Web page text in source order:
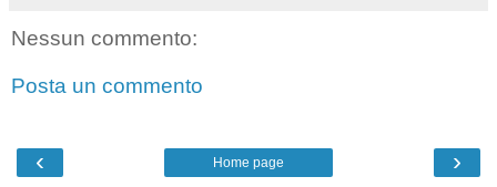
Nessun commento:
Posta un commento
‹ ›
Home page